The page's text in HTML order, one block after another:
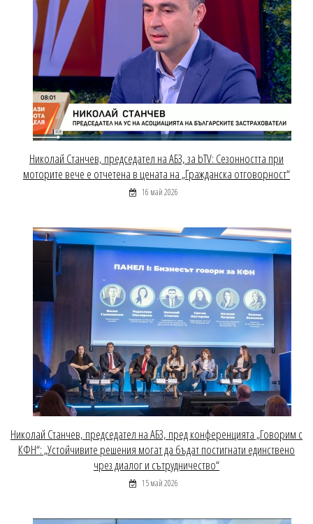
Николай Станчев, председател на АБЗ, за bTV: Сезонността при
моторите вече е отчетена в цената на „Гражданска отговорност“
16 май 2026
Николай Станчев, председател на АБЗ, пред конференцията „Говорим с
КФН“: „Устойчивите решения могат да бъдат постигнати единствено
чрез диалог и сътрудничество“
15 май 2026